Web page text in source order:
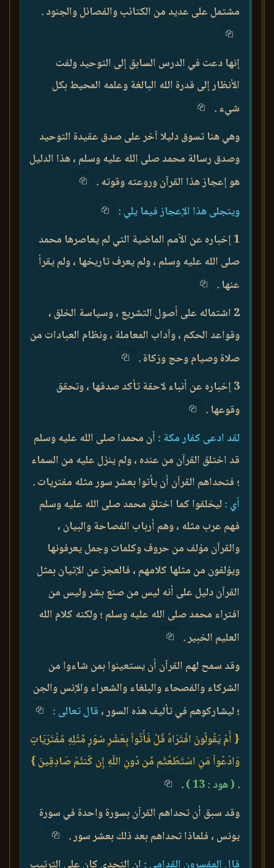
مشتمل على عديد من الكتائب والفصائل والجنود .
إنها دعت في الدرس السابق إلى التوحيد ولفت
الأنظار إلى قدرة الله البالغة وعلمه المحيط بكل
شيء .
وهي هنا تسوق دليلا آخر على صدق عقيدة التوحيد
وصدق رسالة محمد صلى الله عليه وسلم ، هذا الدليل
هو إعجاز هذا القرآن وروعته وقوته .
ويتجلى هذا الإعجاز فيما يلي :
1 إخباره عن الأمم الماضية التي لم يعاصرها محمد
صلى الله عليه وسلم ، ولم يعرف تاريخها ، ولم يقرأ
عنها .
2 اشتماله على أصول التشريع ، وسياسة الخلق ،
وقواعد الحكم ، وآداب المعاملة ، ونظام العبادات من
صلاة وصيام وحج وزكاة .
3 إخباره عن أنباء لاحقة تأكد صدقها ، وتحقق
وقوعها .
لقد ادعى كفار مكة : أن محمدا صلى الله عليه وسلم
قد اختلق القرآن من عنده ، ولم ينزل عليه من السماء
؛ فتحداهم القرآن أن يأتوا بعشر سور مثله مفتريات .
أي : ليخلقوا كما اختلق محمد صلى الله عليه وسلم
فهم عرب مثله ، وهم أرباب الفصاحة والبيان ،
والقرآن مؤلف من حروف وكلمات وجمل يعرفونها
ويؤلفون من مثلها كلامهم ، فالعجز عن الإتيان بمثل
القرآن دليل على أنه ليس من صنع بشر وليس من
افتراء محمد صلى الله عليه وسلم ؛ ولكنه كلام الله
العليم الخبير .
وقد سمح لهم القرآن أن يستعينوا بمن شاءوا من
الشركاء والفصحاء والبلغاء والشعراء والإنس والجن
؛ ليشاركوهم في تأليف هذه السور ، قال تعالى :
{ أَمْ يَقُولُونَ افْتَرَاهُ قُلْ فَأْتُواْ بِعَشْرِ سُوَرٍ مِّثْلِهِ مُفْتَرَيَاتٍ
وَادْعُواْ مَنِ اسْتَطَعْتُم مِّن دُونِ اللّهِ إِن كُنتُمْ صَادِقِينَ }
. ( هود : 13 )
.
وقد سبق أن تحداهم القرآن بسورة واحدة في سورة
يونس ، فلماذا تحداهم بعد ذلك بعشر سور .